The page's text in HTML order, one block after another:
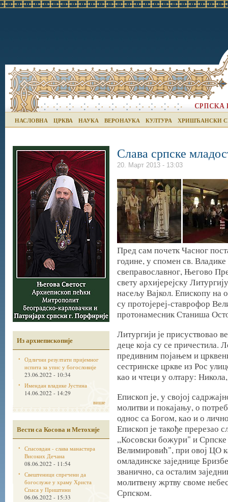
НАСЛОВНА ЦРКВА НАУКА ВЕРОНАУКА КУЛТУРА ХРИШЋАНСКИ
Из архиепископије
Одлични резултати пријемног
испита за упис у богословије
23.06.2022 - 10:34
Имендан владике Јустина
14.06.2022 - 14:29
више
Вести са Косова и Метохије
Спасовдан - слава манастира
Високих Дечана
08.06.2022 - 11:54
Свештеници спречени да
богослуже у храму Христа
Спаса у Приштини
06.06.2022 - 15:33
Слава српске
20. Март 2013 - 13:03
Пред сам почетк Часног
године, у спомен св.
свеправославног, Његово
свету архијерејску
насељу Вајкол. Епископу на
су протојереј-ставрофор
протонамесник Станиша
Литургији је присуствовао
деце која су се причестила.
предивним појањем и
сестринске цркве из Рос
као и чтеци у олтару:
Епископ је, у својој
молитви и покајању, о
однос са Богом, као и о
Епископ је такође пререзао
„Косовски божури" и
Велимировић", при овој ЦО
омладинске заједнице
званично, са осталим
молитвену жртву своме
Српском.